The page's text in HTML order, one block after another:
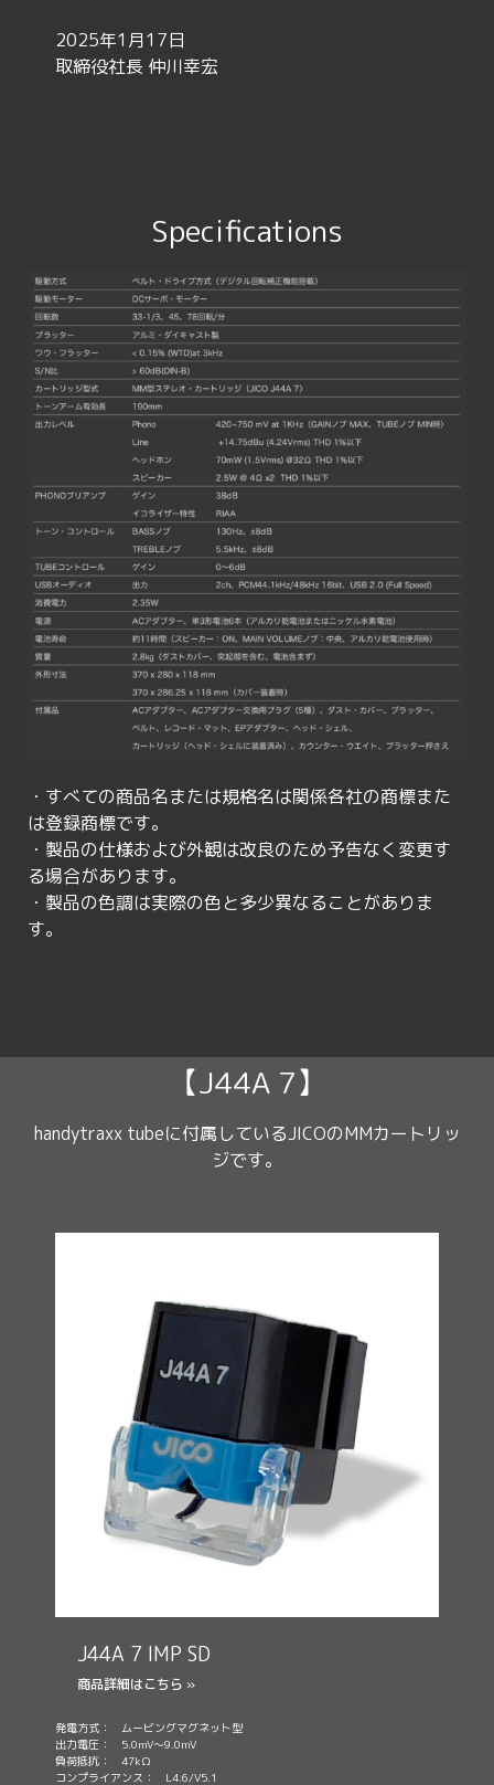
2025年1月17日
取締役社長 仲川幸宏
Specifications
・すべての商品名または規格名は関係各社の商標また
は登録商標です。
・製品の仕様および外観は改良のため予告なく変更す
る場合があります。
・製品の色調は実際の色と多少異なることがありま
す。
【J44A 7】
handytraxx tubeに付属しているJICOのMMカートリッ
ジです。
J44A 7 IMP SD
商品詳細はこちら »
発電方式： ムービングマグネット型
出力電圧： 5.0mV～9.0mV
負荷抵抗： 47kΩ
コンプライアンス： L4.6/V5.1